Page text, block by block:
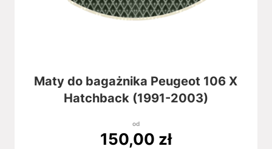
Maty do bagażnika Peugeot 106 X
Hatchback (1991-2003)
od
150,00 zł